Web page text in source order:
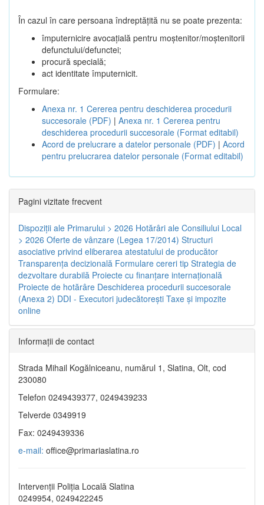
În cazul în care persoana îndreptățită nu se poate prezenta:
împuternicire avocațială pentru moștenitor/moștenitorii
defunctului/defunctei;
procură specială;
act identitate împuternicit.
Formulare:
Anexa nr. 1 Cererea pentru deschiderea procedurii
succesorale (PDF) | Anexa nr. 1 Cererea pentru
deschiderea procedurii succesorale (Format editabil)
Acord de prelucrare a datelor personale (PDF) | Acord
pentru prelucrarea datelor personale (Format editabil)
Pagini vizitate frecvent
Dispoziţii ale Primarului > 2026 Hotărâri ale Consiliului Local
> 2026 Oferte de vânzare (Legea 17/2014) Structuri
asociative privind eliberarea atestatului de producător
Transparenţa decizională Formulare cereri tip Strategia de
dezvoltare durabilă Proiecte cu finanţare internaţională
Proiecte de hotărâre Deschiderea procedurii succesorale
(Anexa 2) DDI - Executori judecătorești Taxe şi impozite
online
Informaţii de contact
Strada Mihail Kogălniceanu, numărul 1, Slatina, Olt, cod
230080
Telefon 0249439377, 0249439233
Telverde 0349919
Fax: 0249439336
e-mail: office@primariaslatina.ro
Intervenții Poliția Locală Slatina
0249954, 0249422245